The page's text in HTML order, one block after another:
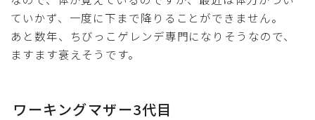
ていかず、一度に下まで降りることができません。
あと数年、ちびっこゲレンデ専門になりそうなので、
ますます衰えそうです。
ワーキングマザー3代目